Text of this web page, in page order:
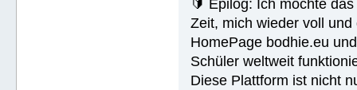
🔰 Epilog: Ich möchte
Zeit, mich wieder voll
HomePage bodhie.eu
Schüler weltweit
Diese Plattform ist nicht